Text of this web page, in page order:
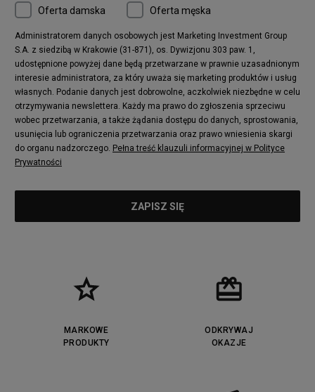
Nike Air More Uptempo
adidas Stan Smith
Puma Mayze
Reebok Club C
New Balance 2002
adidas NMD
Converse Run Star Hike
Nike Air Max Pulse
adidas Nizza
New Balance 997
adidas ZX
Nike Waffle One
Jordan Max Aura 4
Fila Disruptor
Timberland 6
adidas Retropy
Vans SK8-HI
adidas Adifom
Timberland Euro Sprint
Puma Caven
Lacoste Powercourt
Lacoste Carnaby
Vans Classic
Oferta damska Oferta męska
Administratorem danych osobowych jest Marketing Investment Group
S.A. z siedzibą w Krakowie (31-871), os. Dywizjonu 303 paw. 1,
udostępnione powyżej dane będą przetwarzane w prawnie uzasadnionym
interesie administratora, za który uważa się marketing produktów i usług
własnych. Podanie danych jest dobrowolne, aczkolwiek niezbędne w celu
otrzymywania newslettera. Każdy ma prawo do zgłoszenia sprzeciwu
wobec przetwarzania, a także żądania dostępu do danych, sprostowania,
usunięcia lub ograniczenia przetwarzania oraz prawo wniesienia skargi
do organu nadzorczego. Pełna treść klauzuli informacyjnej w Polityce
Prywatności
MARKOWE
PRODUKTY
ODKRYWAJ
OKAZJE